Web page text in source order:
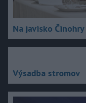
Na javisko
Výsadba stromov